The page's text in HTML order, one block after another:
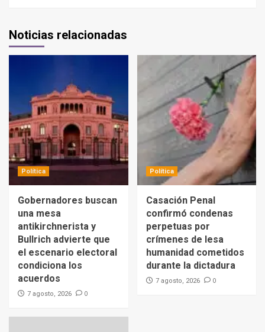
Noticias relacionadas
Política
Gobernadores buscan
una mesa
antikirchnerista y
Bullrich advierte que
el escenario electoral
condiciona los
acuerdos
7 agosto, 2026 0
Política
Casación Penal
confirmó condenas
perpetuas por
crímenes de lesa
humanidad cometidos
durante la dictadura
7 agosto, 2026 0